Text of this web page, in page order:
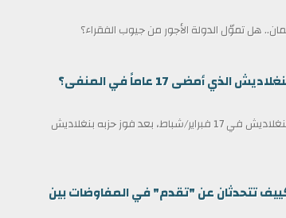
هل تموّل الدولة الأجور من جيوب الفقراء؟
أمضى 17 عاماً في المنفى؟
أدى طارق رحمن اليمين كرئيس وزراء لبنغلاديش في 17 فبراير/شباط، بعد فوز حزبه بنغلاديش
تتحدثان عن "تقدم" في المفاوضات بين